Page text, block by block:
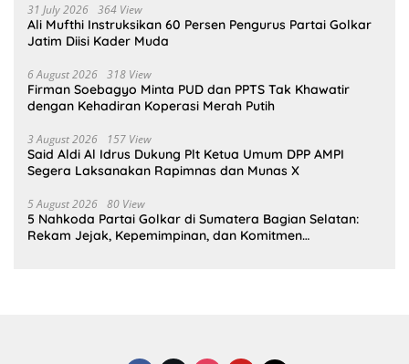
31 July 2026 364 View
Ali Mufthi Instruksikan 60 Persen Pengurus Partai Golkar
Jatim Diisi Kader Muda
6 August 2026 318 View
Firman Soebagyo Minta PUD dan PPTS Tak Khawatir
dengan Kehadiran Koperasi Merah Putih
3 August 2026 157 View
Said Aldi Al Idrus Dukung Plt Ketua Umum DPP AMPI
Segera Laksanakan Rapimnas dan Munas X
5 August 2026 80 View
5 Nahkoda Partai Golkar di Sumatera Bagian Selatan:
Rekam Jejak, Kepemimpinan, dan Komitmen